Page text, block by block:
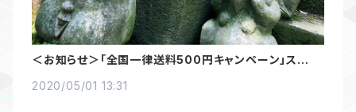
＜お知らせ＞「全国一律送料500円キャンペーン」スター
2020/05/01 13:31